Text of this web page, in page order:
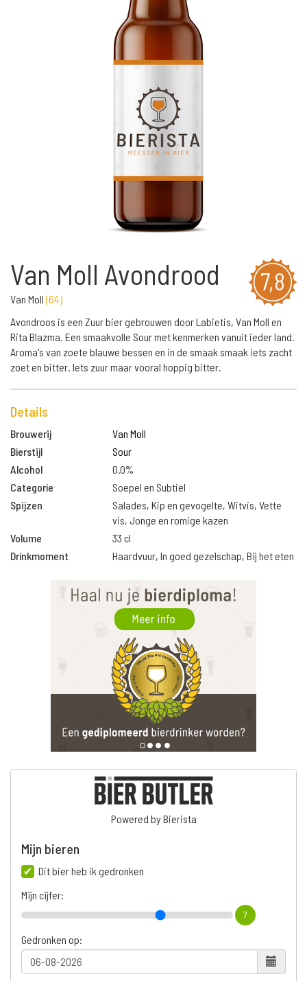
7,8
Van Moll Avondrood
Van Moll(64)
Avondroos is een Zuur bier gebrouwen door Labietis, Van Moll en
Rita Blazma. Een smaakvolle Sour met kenmerken vanuit ieder land.
Aroma's van zoete blauwe bessen en in de smaak smaak iets zacht
zoet en bitter. Iets zuur maar vooral hoppig bitter.
Details
Brouwerij
Van Moll
Bierstijl
Sour
Alcohol
0.0%
Categorie
Soepel en Subtiel
Spijzen
Salades, Kip en gevogelte, Witvis, Vette
vis, Jonge en romige kazen
Volume
33 cl
Drinkmoment
Haardvuur, In goed gezelschap, Bij het eten
Powered by Bierista
Mijn bieren
Dit bier heb ik gedronken
Mijn cijfer:
7
Gedronken op: